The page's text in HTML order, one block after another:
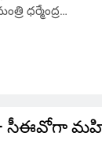
ధర్మేంద్ర…
– సీఈవోగా